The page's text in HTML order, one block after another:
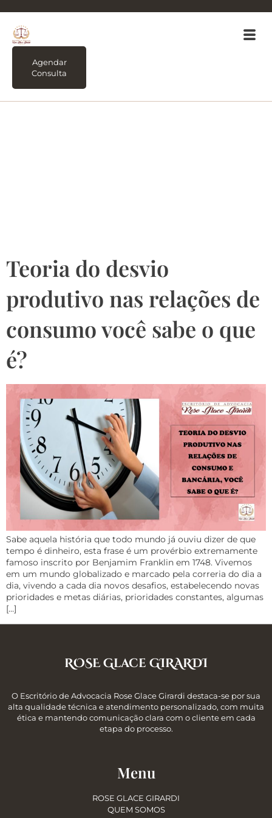
Agendar
Consulta
Teoria do desvio
produtivo nas relações de
consumo você sabe o que
é?
Sabe aquela história que todo mundo já ouviu dizer de que
tempo é dinheiro, esta frase é um provérbio extremamente
famoso inscrito por Benjamim Franklin em 1748. Vivemos
em um mundo globalizado e marcado pela correria do dia a
dia, vivendo a cada dia novos desafios, estabelecendo novas
prioridades e metas diárias, prioridades constantes, algumas
[…]
ROSE Glace GIRARDI
O Escritório de Advocacia Rose Glace Girardi destaca-se por sua
alta qualidade técnica e atendimento personalizado, com muita
ética e mantendo comunicação clara com o cliente em cada
etapa do processo.
Menu
ROSE GLACE GIRARDI
QUEM SOMOS